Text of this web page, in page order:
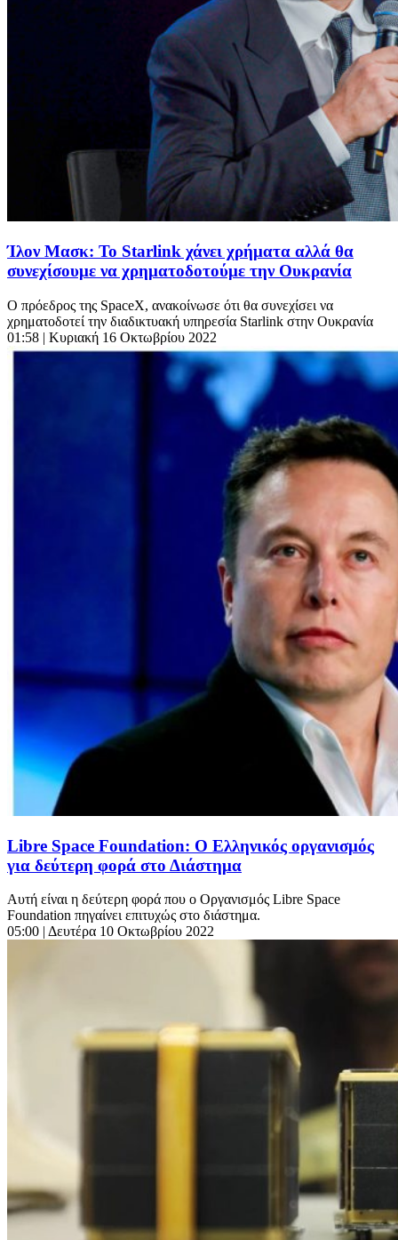
Ίλον Μασκ: Το Starlink χάνει χρήματα αλλά θα
συνεχίσουμε να χρηματοδοτούμε την Ουκρανία
O πρόεδρος της SpaceX, ανακοίνωσε ότι θα συνεχίσει να
χρηματοδοτεί την διαδικτυακή υπηρεσία Starlink στην Ουκρανία
01:58 | Κυριακή 16 Οκτωβρίου 2022
Libre Space Foundation: Ο Ελληνικός οργανισμός
για δεύτερη φορά στο Διάστημα
Αυτή είναι η δεύτερη φορά που ο Οργανισμός Libre Space
Foundation πηγαίνει επιτυχώς στο διάστημα.
05:00 | Δευτέρα 10 Οκτωβρίου 2022